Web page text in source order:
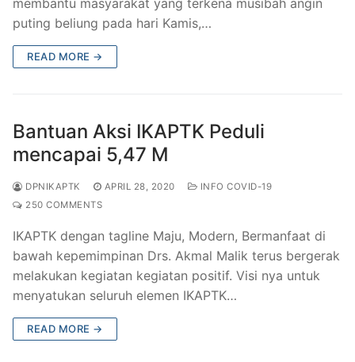
membantu masyarakat yang terkena musibah angin
puting beliung pada hari Kamis,…
READ MORE →
Bantuan Aksi IKAPTK Peduli
mencapai 5,47 M
DPNIKAPTK APRIL 28, 2020
INFO COVID-19
250 COMMENTS
IKAPTK dengan tagline Maju, Modern, Bermanfaat di
bawah kepemimpinan Drs. Akmal Malik terus bergerak
melakukan kegiatan kegiatan positif. Visi nya untuk
menyatukan seluruh elemen IKAPTK…
READ MORE →